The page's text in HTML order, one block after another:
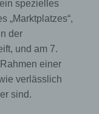
spezielles
„Marktplatzes“,
der
und am 7.
einer
verlässlich
sind.
Daten, die
eine
bewerten,
Lage,
Interessen,